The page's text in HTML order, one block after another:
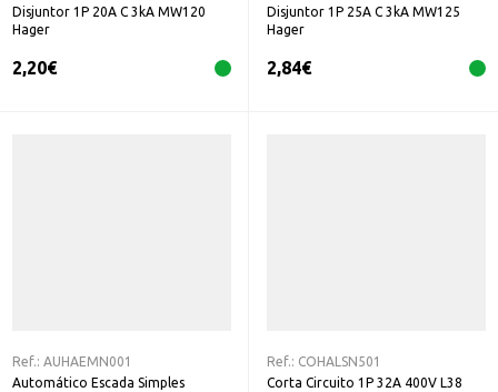
Disjuntor 1P 20A C 3kA MW120
Hager
2,20€
Disjuntor 1P 25A C 3kA MW125
Hager
2,84€
Ref.: AUHAEMN001
Automático Escada Simples
Ref.: COHALSN501
Corta Circuito 1P 32A 400V L38